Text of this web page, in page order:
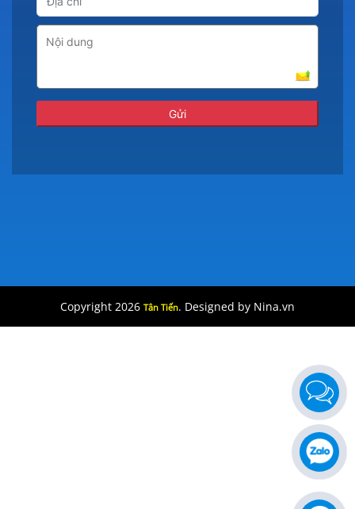
Copyright 2026 Tân Tiến. Designed by Nina.vn